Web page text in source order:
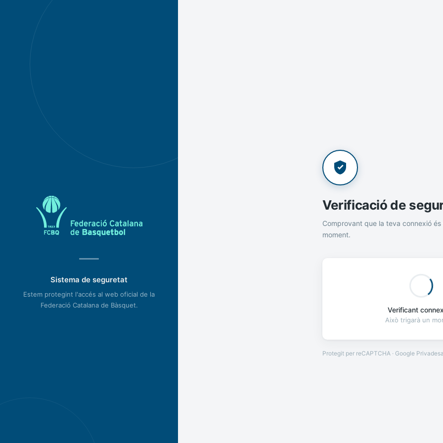
Sistema de seguretat
Estem protegint l'accés al web oficial de la
Federació Catalana de Bàsquet.
Verificació de
Comprovant que la teva connexió és
moment.
Verificant
Això trigarà un
Protegit per reCAPTCHA · Google Privadesa